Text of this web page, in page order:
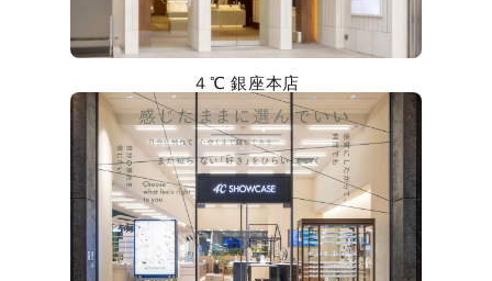
ファッションテイスト
４℃ 銀座本店